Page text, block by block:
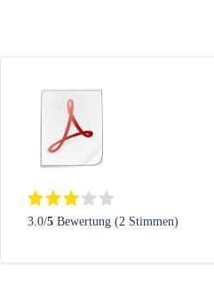
3.0/5 Bewertung (2 Stimmen)